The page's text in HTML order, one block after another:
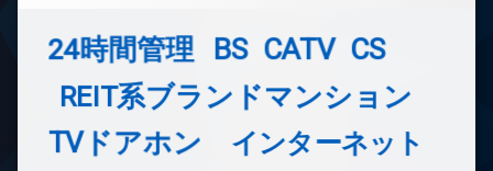
24時間管理 BS CATV CS
REIT系ブランドマンション
TVドアホン インターネット